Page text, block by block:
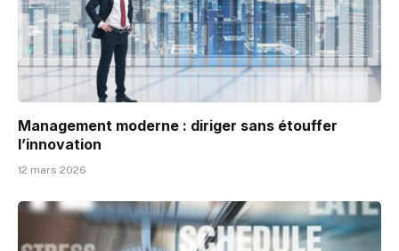
Management moderne : diriger sans étouffer
l’innovation
12 mars 2026